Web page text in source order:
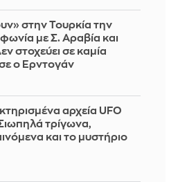
στην Τουρκία την
με Σ. Αραβία και
στοχεύει σε καμία
ο Ερντογάν
αρχεία UFO
τρίγωνα,
και το μυστήριο